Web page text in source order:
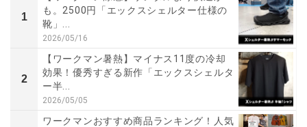
1
も。2500円「エックスシェルター仕様の
靴」...
2026/05/16
2
【ワークマン暑熱】マイナス11度の冷却
効果！優秀すぎる新作「エックスシェルタ
ー半...
2026/05/05
ワークマンおすすめ商品ランキング！人気